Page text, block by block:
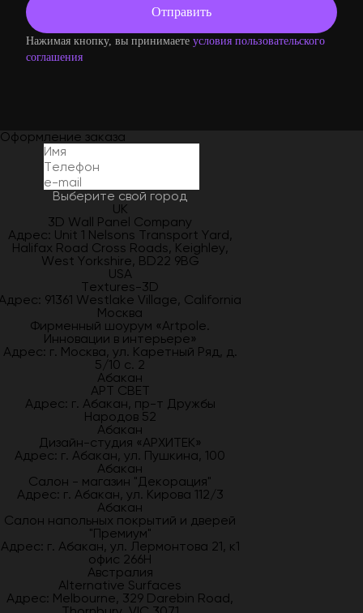
Нажимая кнопку, вы принимаете условия пользовательского
соглашения
Оформление заказа
Выберите свой город
UK
3D Wall Panel Company
Адрес: Unit 1 Nelsons Transport Yard,
Halifax Road Cross Roads, Keighley,
West Yorkshire, BD22 9BG
USA
Textures-3D
91361 Westlake Village, California
Москва
Фирменный шоурум «Artpole.
Инновации в интерьере»
Адрес: г. Москва, ул. Каретный Ряд, д.
5/10 с. 2
Абакан
АРТ СВЕТ
Адрес: г. Абакан, пр-т Дружбы
Народов 52
Абакан
Дизайн-студия «АРХИТЕК»
Адрес: г. Абакан, ул. Пушкина, 100
Абакан
Салон - магазин "Декорация"
Адрес: г. Абакан, ул. Кирова 112/3
Абакан
Салон напольных покрытий и дверей
"Премиум"
Адрес: г. Абакан, ул. Лермонтова 21, к1
офис 266Н
Австралия
Alternative Surfaces
Адрес: Melbourne, 329 Darebin Road,